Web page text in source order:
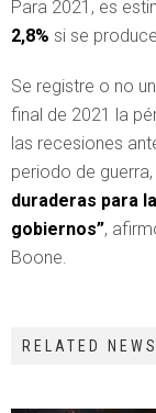
Para 2021, es
2,8% si se
Se registre o no
final de 2021 la
las recesiones
periodo de guerra,
duraderas para
gobiernos”,
Boone.
RELATED NEWS